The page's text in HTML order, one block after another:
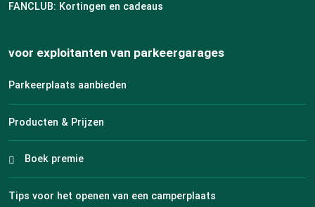
FANCLUB: Kortingen en cadeaus
voor exploitanten van parkeergarages
Parkeerplaats aanbieden
Producten & Prijzen
Boek premie
Tips voor het openen van een camperplaats